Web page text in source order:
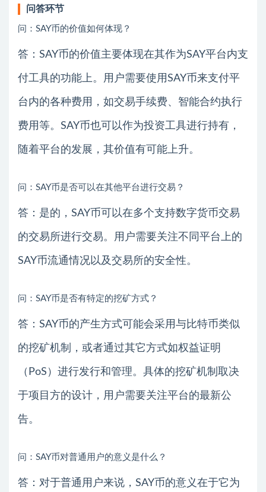
问答环节
问：SAY币的价值如何体现？
答：SAY币的价值主要体现在其作为SAY平台内支
付工具的功能上。用户需要使用SAY币来支付平
台内的各种费用，如交易手续费、智能合约执行
费用等。SAY币也可以作为投资工具进行持有，
随着平台的发展，其价值有可能上升。
问：SAY币是否可以在其他平台进行交易？
答：是的，SAY币可以在多个支持数字货币交易
的交易所进行交易。用户需要关注不同平台上的
SAY币流通情况以及交易所的安全性。
问：SAY币是否有特定的挖矿方式？
答：SAY币的产生方式可能会采用与比特币类似
的挖矿机制，或者通过其它方式如权益证明
（PoS）进行发行和管理。具体的挖矿机制取决
于项目方的设计，用户需要关注平台的最新公
告。
问：SAY币对普通用户的意义是什么？
答：对于普通用户来说，SAY币的意义在于它为